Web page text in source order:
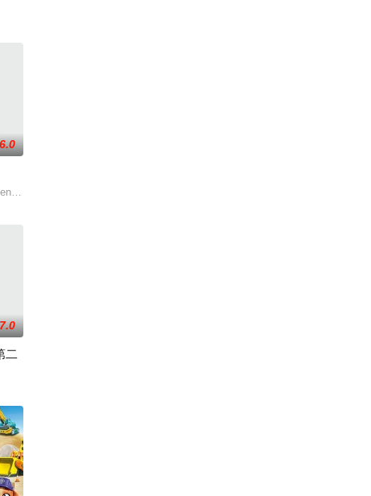
天启发威，大战来临。
应对那些瑞克根本不会理会的一系列危机——从跨维度外交到超自然
6.0
also revealed that “My Adventures wit
7.0
二